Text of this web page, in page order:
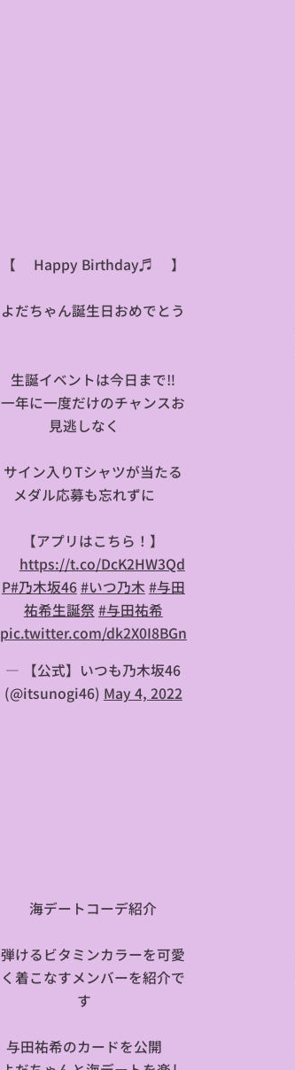
【🎂Happy Birthday♬🎂】
よだちゃん誕生日おめでとう
生誕イベントは今日まで‼
一年に一度だけのチャンスお
見逃しなく✨
サイン入りTシャツが当たる
メダル応募も忘れずに🎯
【アプリはこちら！】
https://t.co/DcK2HW3Qd
P#乃木坂46#いつ乃木 #与田
祐希生誕祭 #与田祐希
pic.twitter.com/dk2X0I8BGn
— 【公式】いつも乃木坂46
(@itsunogi46) May 4, 2022
🌺海デートコーデ紹介🌺
弾けるビタミンカラーを可愛
く着こなすメンバーを紹介で
す😍
与田祐希のカードを公開✨